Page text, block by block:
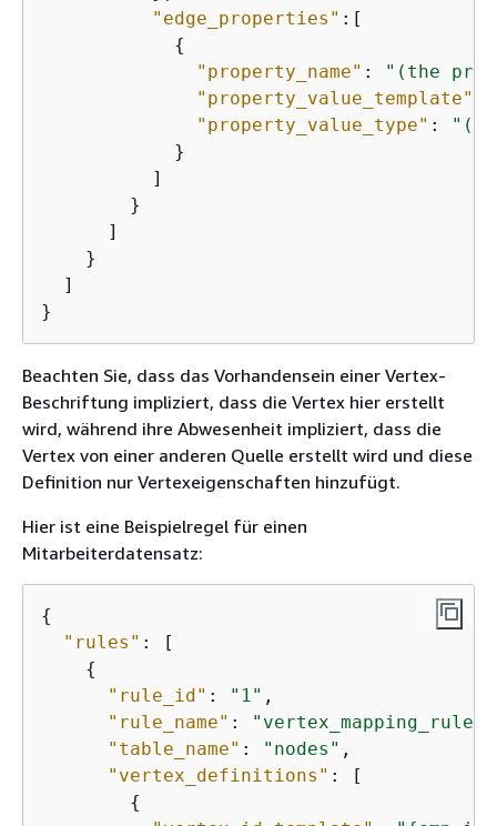
"edge_properties" :[
{
"property_name" :
"(the
"property_value_template"
"property_value_type" :
            }
          ]
        }
      ]
    }
  ]
Beachten Sie, dass das Vorhandensein einer Vertex-
Beschriftung impliziert, dass die Vertex hier erstellt
wird, während ihre Abwesenheit impliziert, dass die
Vertex von einer anderen Quelle erstellt wird und diese
Definition nur Vertexeigenschaften hinzufügt.
Hier ist eine Beispielregel für einen
Mitarbeiterdatensatz:
{
"rules" : [
{
"rule_id" : "1" ,
"rule_name" :
"table_name" : "nodes" ,
"vertex_definitions" : [
{